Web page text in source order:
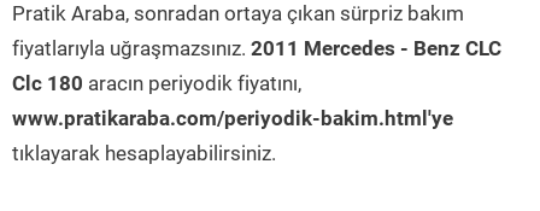
Pratik Araba, sonradan ortaya çıkan sürpriz bakım
fiyatlarıyla uğraşmazsınız. 2011 Mercedes - Benz CLC
Clc 180 aracın periyodik fiyatını,
www.pratikaraba.com/periyodik-bakim.html'ye
tıklayarak hesaplayabilirsiniz.